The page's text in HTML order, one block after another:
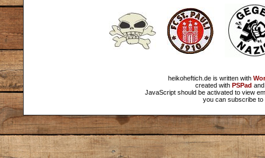
heikoheftich.de is written with
created with PSPad
JavaScript should be activated to view
you can subscribe